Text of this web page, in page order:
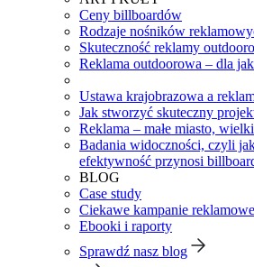
Ceny billboardów
Rodzaje nośników
Skuteczność reklamy
Reklama outdoorowa – dla
Ustawa krajobrazowa a
Jak stworzyć skuteczny
Reklama – małe miasto,
Badania widoczności, czyli
efektywność przynosi
BLOG
Case study
Ciekawe kampanie reklamowe
Ebooki i raporty
Sprawdź nasz blog